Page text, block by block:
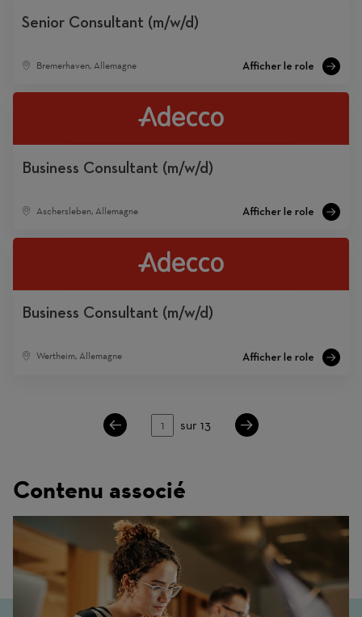
Senior Consultant (m/w/d)
Bremerhaven, Allemagne
Business Consultant (m/w/d)
Aschersleben, Allemagne
Business Consultant (m/w/d)
Wertheim, Allemagne
Page sur 13
Contenu associé